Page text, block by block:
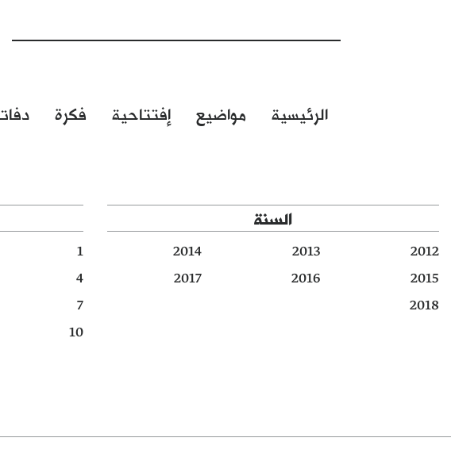
الرئيسية مواضيع إفتتاحية فكرة
السنة
2012
2013
2014
2015
2016
2017
2018
1
4
7
10